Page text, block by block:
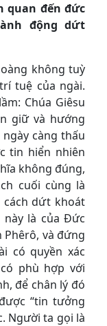
quan đến đức
động dứt
không tuỳ
tuệ của ngài.
Chúa Giêsu
giữ và hướng
càng thấu
tin hiển nhiên
không đúng,
cuối cùng là
dứt khoát
này là của Đức
Phêrô, và đứng
có quyền xác
phù hợp với
để chân lý đó
“tin tưởng
Người ta gọi là